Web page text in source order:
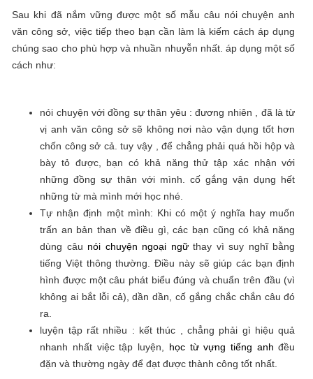
Sau khi đã nắm vững được một số mẫu câu nói chuyện anh
văn công sở, việc tiếp theo bạn cần làm là kiếm cách áp dụng
chúng sao cho phù hợp và nhuần nhuyễn nhất. áp dụng một số
cách như:
nói chuyện với đồng sự thân yêu : đương nhiên , đã là từ
vị anh văn công sở sẽ không nơi nào vận dụng tốt hơn
chốn công sở cả. tuy vậy , để chẳng phải quá hồi hộp và
bày tỏ được, bạn có khả năng thử tập xác nhận với
những đồng sự thân với mình. cố gắng vận dụng hết
những từ mà mình mới học nhé.
Tự nhận định một mình: Khi có một ý nghĩa hay muốn
trấn an bản than về điều gì, các bạn cũng có khả năng
dùng câu nói chuyện ngoại ngữthay vì suy nghĩ bằng
tiếng Việt thông thường. Điều này sẽ giúp các bạn định
hình được một câu phát biểu đúng và chuẩn trên đầu (vì
không ai bắt lỗi cả), dần dần, cố gắng chắc chắn câu đó
ra.
luyện tập rất nhiều : kết thúc , chẳng phải gì hiệu quả
nhanh nhất việc tập luyện, học từ vựng tiếng anh đều
đặn và thường ngày để đạt được thành công tốt nhất.